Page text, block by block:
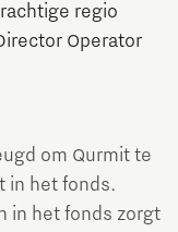
regio
Operator
om Qurmit te
in het fonds.
in het fonds zorgt